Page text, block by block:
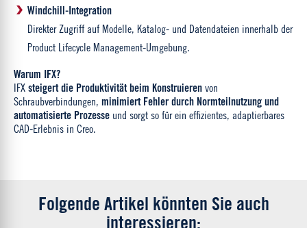
Windchill-Integration
Direkter Zugriff auf Modelle, Katalog- und Datendateien innerhalb der
Product Lifecycle Management-Umgebung.
Warum IFX?
IFX steigert die Produktivität beim Konstruieren von
Schraubverbindungen, minimiert Fehler durch Normteilnutzung und
automatisierte Prozesse und sorgt so für ein effizientes, adaptierbares
CAD-Erlebnis in Creo.
Folgende Artikel könnten Sie auch
interessieren: